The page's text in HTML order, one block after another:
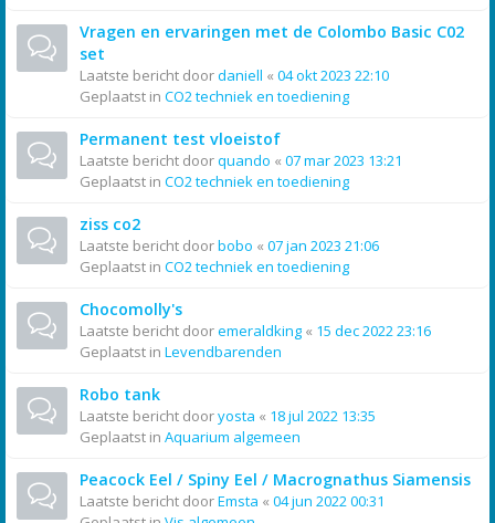
Vragen en ervaringen met de Colombo Basic C02
set
Laatste bericht doordaniell « 04 okt 2023 22:10
Geplaatst in CO2 techniek en toediening
Permanent test vloeistof
Laatste bericht doorquando « 07 mar 2023 13:21
Geplaatst in CO2 techniek en toediening
ziss co2
Laatste bericht doorbobo « 07 jan 2023 21:06
Geplaatst in CO2 techniek en toediening
Chocomolly's
Laatste bericht dooremeraldking « 15 dec 2022 23:16
Geplaatst in Levendbarenden
Robo tank
Laatste bericht dooryosta « 18 jul 2022 13:35
Geplaatst in Aquarium algemeen
Peacock Eel / Spiny Eel / Macrognathus Siamensis
Laatste bericht doorEmsta « 04 jun 2022 00:31